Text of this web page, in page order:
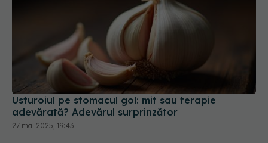
Usturoiul pe stomacul gol: mit sau terapie
adevărată? Adevărul surprinzător
27 mai 2025, 19:43